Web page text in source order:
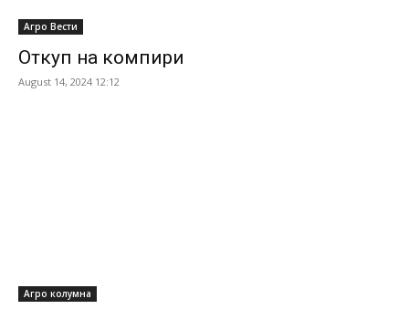
Агро Вести
Откуп на компири
August 14, 2024 12:12
Агро колумна